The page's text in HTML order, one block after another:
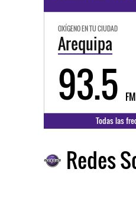
OXÍGENO EN TU CIUDAD
Arequipa
93.5 FM
Todas las
Redes